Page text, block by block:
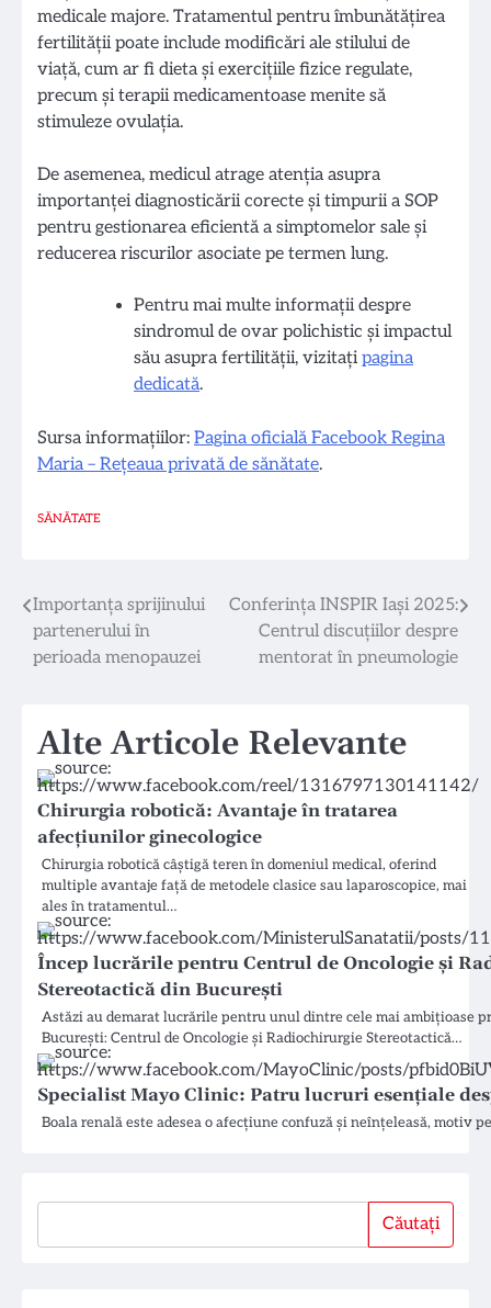
medicale majore. Tratamentul pentru îmbunătățirea
fertilității poate include modificări ale stilului de
viață, cum ar fi dieta și exercițiile fizice regulate,
precum și terapii medicamentoase menite să
stimuleze ovulația.
De asemenea, medicul atrage atenția asupra
importanței diagnosticării corecte și timpurii a SOP
pentru gestionarea eficientă a simptomelor sale și
reducerea riscurilor asociate pe termen lung.
Pentru mai multe informații despre
sindromul de ovar polichistic și impactul
său asupra fertilității, vizitațipagina
dedicată.
Sursa informațiilor: Pagina oficială Facebook Regina
Maria – Rețeaua privată de sănătate.
SĂNĂTATE
Navigare
în
Importanța sprijinului
partenerului în
perioada menopauzei
Conferința INSPIR Iași 2025:
Centrul discuțiilor despre
mentorat în pneumologie
Alte Articole Relevante
Chirurgia robotică: Avantaje în tratarea
afecțiunilor ginecologice
Chirurgia robotică câștigă teren în domeniul medical, oferind
multiple avantaje față de metodele clasice sau laparoscopice, mai
ales în tratamentul…
Încep lucrările pentru Centrul de Oncologie și
Stereotactică din București
Astăzi au demarat lucrările pentru unul dintre cele mai ambițioase
București: Centrul de Oncologie și Radiochirurgie Stereotactică…
Specialist Mayo Clinic: Patru lucruri esențiale
Boala renală este adesea o afecțiune confuză și neînțeleasă, motiv
Căutați